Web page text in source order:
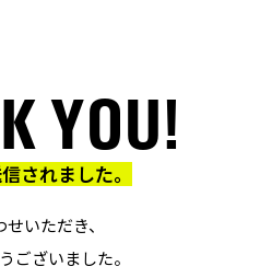
YOU!
されました。
いただき、
ございました。